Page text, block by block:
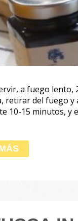
a fuego lento,
retirar del fuego y
10-15 minutos, y